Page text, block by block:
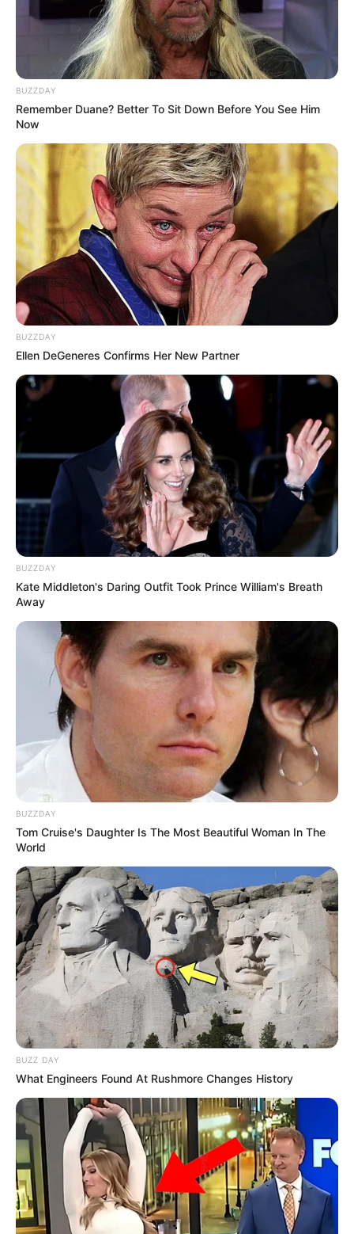
LIHAT ARTIKEL LAINNYA
Tastefully Yours
Walking On Thin Ice Tempest
My Troublesome Star Aema
1 ULASAN
BUZZDAY
Remember Duane? Better To Sit Down Before You See Him
Now
BUZZDAY
Ellen DeGeneres Confirms Her New Partner
BUZZDAY
Kate Middleton's Daring Outfit Took Prince William's Breath
Away
BUZZDAY
Tom Cruise's Daughter Is The Most Beautiful Woman In The
World
BUZZ DAY
What Engineers Found At Rushmore Changes History